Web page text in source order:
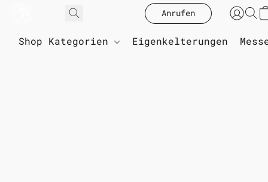
Anrufen
Shop Kategorien Eigenkelterungen